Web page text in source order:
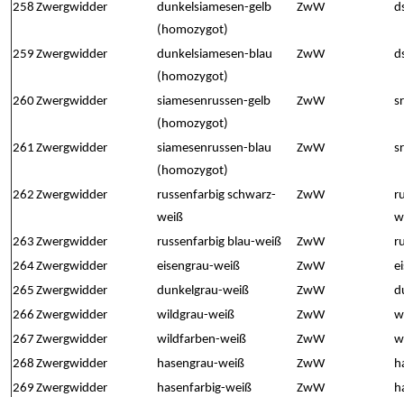
258 Zwergwidder
dunkelsiamesen-gelb
(homozygot)
ZwW
259 Zwergwidder
dunkelsiamesen-blau
(homozygot)
ZwW
260Zwergwidder
siamesenrussen-gelb
(homozygot)
ZwW
261 Zwergwidder
siamesenrussen-blau
(homozygot)
ZwW
262 Zwergwidder
russenfarbig schwarz-
weiß
ZwW
263 Zwergwidder russenfarbig blau-weiß ZwW
264Zwergwidder eisengrau-weiß ZwW
265 Zwergwidder dunkelgrau-weiß ZwW
266 Zwergwidder wildgrau-weiß ZwW
267 Zwergwidder wildfarben-weiß ZwW
268 Zwergwidder hasengrau-weiß ZwW
269 Zwergwidder hasenfarbig-weiß ZwW